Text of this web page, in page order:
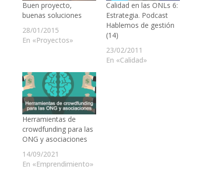
Buen proyecto,
buenas soluciones
28/01/2015
En «Proyectos»
Calidad en las ONLs 6:
Estrategia. Podcast
Hablemos de gestión
(14)
23/02/2011
En «Calidad»
Herramientas de
crowdfunding para las
ONG y asociaciones
14/09/2021
En «Emprendimiento»